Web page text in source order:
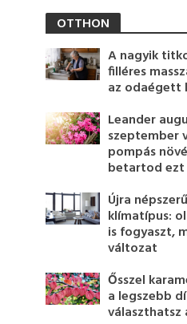
OTTHON
A nagyik
filléres
az odaégett
Leander
szeptember
pompás
betartod
Újra
klímatípus:
is fogyaszt,
változat
Ősszel
a legszebb
választhatsz